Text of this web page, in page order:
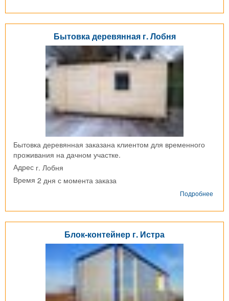
Бытовка деревянная г. Лобня
Бытовка деревянная заказана клиентом для временного
проживания на дачном участке.
Адрес г. Лобня
Время 2 дня с момента заказа
Подробнее
Блок-контейнер г. Истра